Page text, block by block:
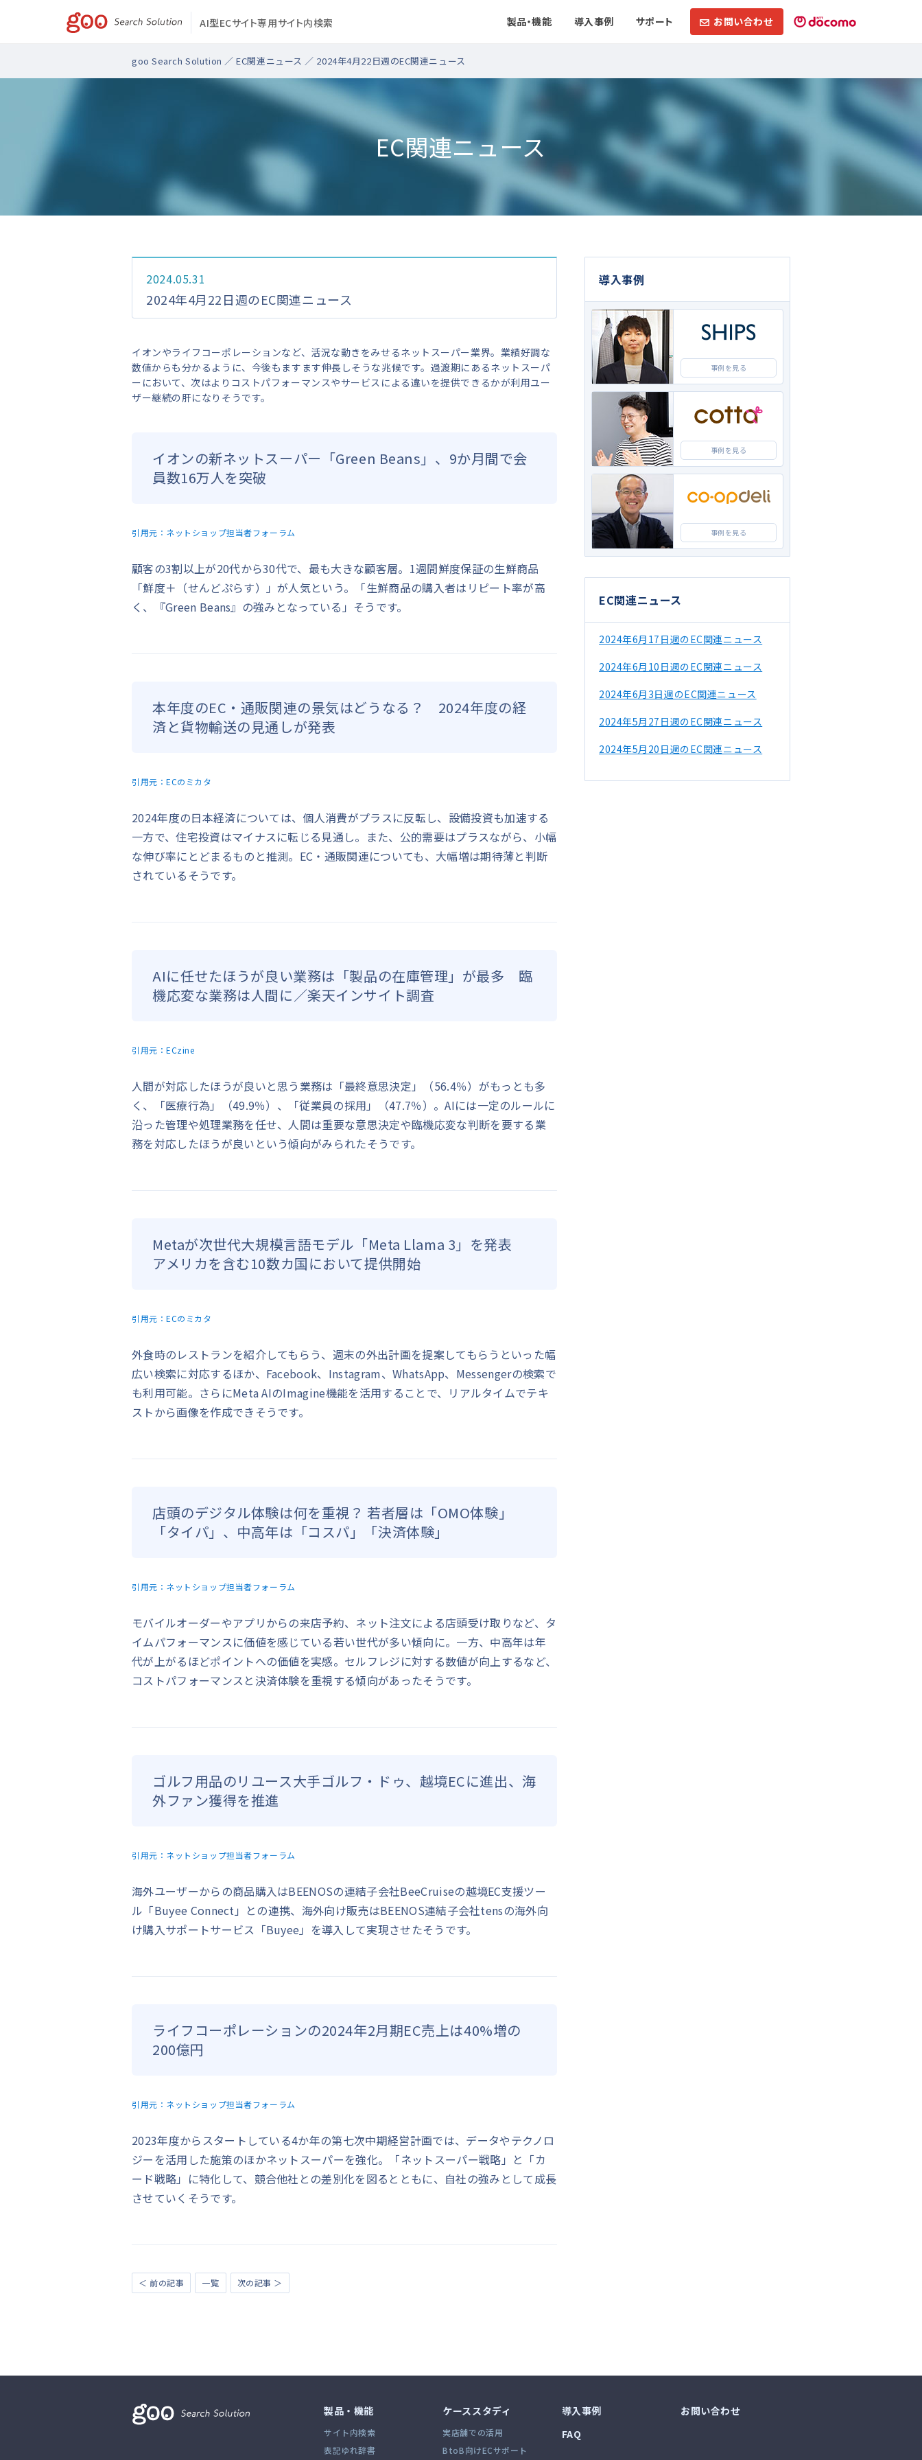
AI型ECサイト専用サイト内検索 製品・機能 導入事例 サポート お問い合わせ
goo Search Solution ／EC関連ニュース ／ 2024年4月22日週のEC関連ニュース
EC関連ニュース
2024.05.31
2024年4月22日週のEC関連ニュース
イオンやライフコーポレーションなど、活況な動きをみせるネットスーパー業界。業績好調な
数値からも分かるように、今後もますます伸長しそうな兆候です。過渡期にあるネットスーパ
ーにおいて、次はよりコストパフォーマンスやサービスによる違いを提供できるかが利用ユー
ザー継続の肝になりそうです。
イオンの新ネットスーパー「Green Beans」、9か月間で会
員数16万人を突破
引用元： ネットショップ担当者フォーラム
顧客の3割以上が20代から30代で、最も大きな顧客層。1週間鮮度保証の生鮮商品
「鮮度＋（せんどぷらす）」が人気という。「生鮮商品の購入者はリピート率が高
く、『Green Beans』の強みとなっている」そうです。
本年度のEC・通販関連の景気はどうなる？ 2024年度の経
済と貨物輸送の見通しが発表
引用元：ECのミカタ
2024年度の日本経済については、個人消費がプラスに反転し、設備投資も加速する
一方で、住宅投資はマイナスに転じる見通し。また、公的需要はプラスながら、小幅
な伸び率にとどまるものと推測。EC・通販関連についても、大幅増は期待薄と判断
されているそうです。
AIに任せたほうが良い業務は「製品の在庫管理」が最多 臨
機応変な業務は人間に／楽天インサイト調査
引用元：ECzine
人間が対応したほうが良いと思う業務は「最終意思決定」（56.4％）がもっとも多
く、「医療行為」（49.9％）、「従業員の採用」（47.7％）。AIには一定のルールに
沿った管理や処理業務を任せ、人間は重要な意思決定や臨機応変な判断を要する業
務を対応したほうが良いという傾向がみられたそうです。
Metaが次世代大規模言語モデル「Meta Llama 3」を発表
アメリカを含む10数カ国において提供開始
引用元：ECのミカタ
外食時のレストランを紹介してもらう、週末の外出計画を提案してもらうといった幅
広い検索に対応するほか、Facebook、Instagram、WhatsApp、Messengerの検索で
も利用可能。さらにMeta AIのImagine機能を活用することで、リアルタイムでテキ
ストから画像を作成できそうです。
店頭のデジタル体験は何を重視？ 若者層は「OMO体験」
「タイパ」、中高年は「コスパ」「決済体験」
引用元： ネットショップ担当者フォーラム
モバイルオーダーやアプリからの来店予約、ネット注文による店頭受け取りなど、タ
イムパフォーマンスに価値を感じている若い世代が多い傾向に。一方、中高年は年
代が上がるほどポイントへの価値を実感。セルフレジに対する数値が向上するなど、
コストパフォーマンスと決済体験を重視する傾向があったそうです。
ゴルフ用品のリユース大手ゴルフ・ドゥ、越境ECに進出、海
外ファン獲得を推進
引用元： ネットショップ担当者フォーラム
海外ユーザーからの商品購入はBEENOSの連結子会社BeeCruiseの越境EC支援ツー
ル「Buyee Connect」との連携、海外向け販売はBEENOS連結子会社tensの海外向
け購入サポートサービス「Buyee」を導入して実現させたそうです。
ライフコーポレーションの2024年2月期EC売上は40%増の
200億円
引用元： ネットショップ担当者フォーラム
2023年度からスタートしている4か年の第七次中期経営計画では、データやテクノロ
ジーを活用した施策のほかネットスーパーを強化。「ネットスーパー戦略」と「カ
ード戦略」に特化して、競合他社との差別化を図るとともに、自社の強みとして成長
させていくそうです。
＜ 前の記事 一覧 次の記事 ＞
導入事例
事例を見る
事例を見る
事例を見る
EC関連ニュース
2024年6月17日週のEC関連ニュース
2024年6月10日週のEC関連ニュース
2024年6月3日週のEC関連ニュース
2024年5月27日週のEC関連ニュース
2024年5月20日週のEC関連ニュース
製品・機能
サイト内検索
表記ゆれ辞書
ケーススタディ
実店舗での活用
BtoB向けECサポート
導入事例
FAQ
お問い合わせ